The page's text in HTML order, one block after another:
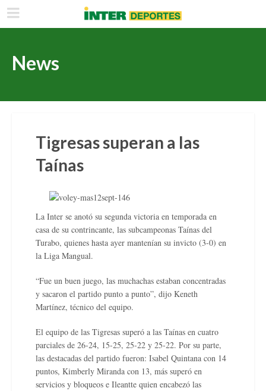
News
Tigresas superan a las
Taínas
La Inter se anotó su segunda victoria en temporada en
casa de su contrincante, las subcampeonas Taínas del
Turabo, quienes hasta ayer mantenían su invicto (3-0) en
la Liga Mangual.
“Fue un buen juego, las muchachas estaban concentradas
y sacaron el partido punto a punto”, dijo Keneth
Martínez, técnico del equipo.
El equipo de las Tigresas superó a las Taínas en cuatro
parciales de 26-24, 15-25, 25-22 y 25-22. Por su parte,
las destacadas del partido fueron: Isabel Quintana con 14
puntos, Kimberly Miranda con 13, más superó en
servicios y bloqueos e Ileantte quien encabezó las